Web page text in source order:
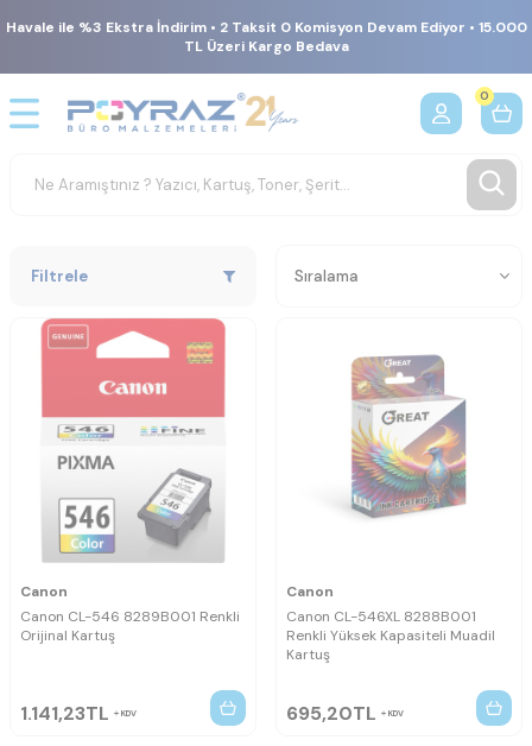
Havale ile %3 Ekstra İndirim • 2 Taksit 0 Komisyon Devam Ediyor • 15.000
TL Üzeri Kargo Bedava
0
Filtrele
Canon
Canon CL-546 8289B001 Renkli
Orijinal Kartuş
1.141,23TL KDV
Canon
Canon CL-546XL 8288B001
Renkli Yüksek Kapasiteli Muadil
Kartuş
695,20TL KDV